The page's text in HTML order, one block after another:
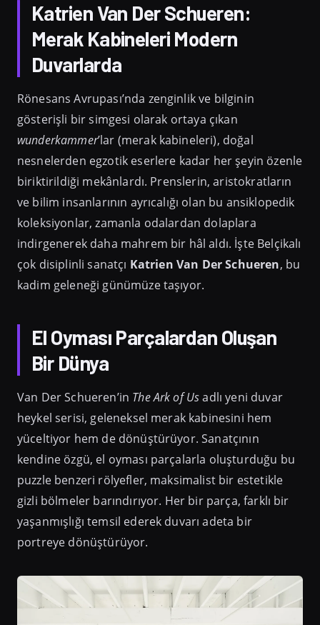
Katrien Van Der Schueren:
Merak Kabineleri Modern
Duvarlarda
Rönesans Avrupası’nda zenginlik ve bilginin
gösterişli bir simgesi olarak ortaya çıkan
wunderkammer’lar (merak kabineleri), doğal
nesnelerden egzotik eserlere kadar her şeyin özenle
biriktirildiği mekânlardı. Prenslerin, aristokratların
ve bilim insanlarının ayrıcalığı olan bu ansiklopedik
koleksiyonlar, zamanla odalardan dolaplara
indirgenerek daha mahrem bir hâl aldı. İşte Belçikalı
çok disiplinli sanatçı Katrien Van Der Schueren, bu
kadim geleneği günümüze taşıyor.
El Oyması Parçalardan Oluşan
Bir Dünya
Van Der Schueren’in The Ark of Usadlı yeni duvar
heykel serisi, geleneksel merak kabinesini hem
yüceltiyor hem de dönüştürüyor. Sanatçının
kendine özgü, el oyması parçalarla oluşturduğu bu
puzzle benzeri rölyefler, maksimalist bir estetikle
gizli bölmeler barındırıyor. Her bir parça, farklı bir
yaşanmışlığı temsil ederek duvarı adeta bir
portreye dönüştürüyor.